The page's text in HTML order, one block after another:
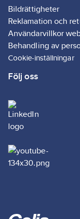
isoleringsegenskaper
▪ Säkerhetsventil för
längre lagringstid
▪ Ljudisolerande
egenskaper
och slipas
Bättre
arbetsmiljöalternativ
till SikaBoom 557
Artikelnr:
Ean
Materialklass
Bildrättigheter
Reklamation och
Användarvillkor
Behandling av
Cookie-inställningar
Följ oss